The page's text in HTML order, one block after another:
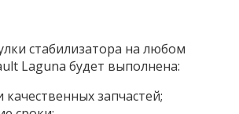
стабилизатора на любом
Laguna будет выполнена:
запчастей;